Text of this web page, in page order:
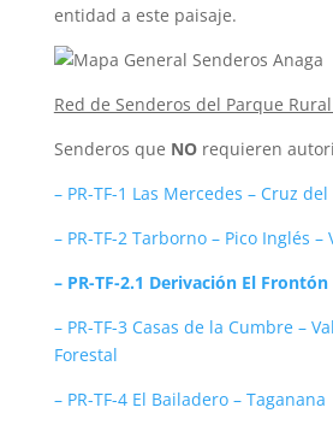
entidad a este paisaje.
Red de Senderos del Parque
Senderos que NOrequieren
– PR-TF-1 Las Mercedes – Cruz
– PR-TF-2 Tarborno – Pico Inglés –
– PR-TF-2.1 Derivación El Frontón
– PR-TF-3 Casas de la Cumbre –
Forestal
– PR-TF-4 El Bailadero – Taganana